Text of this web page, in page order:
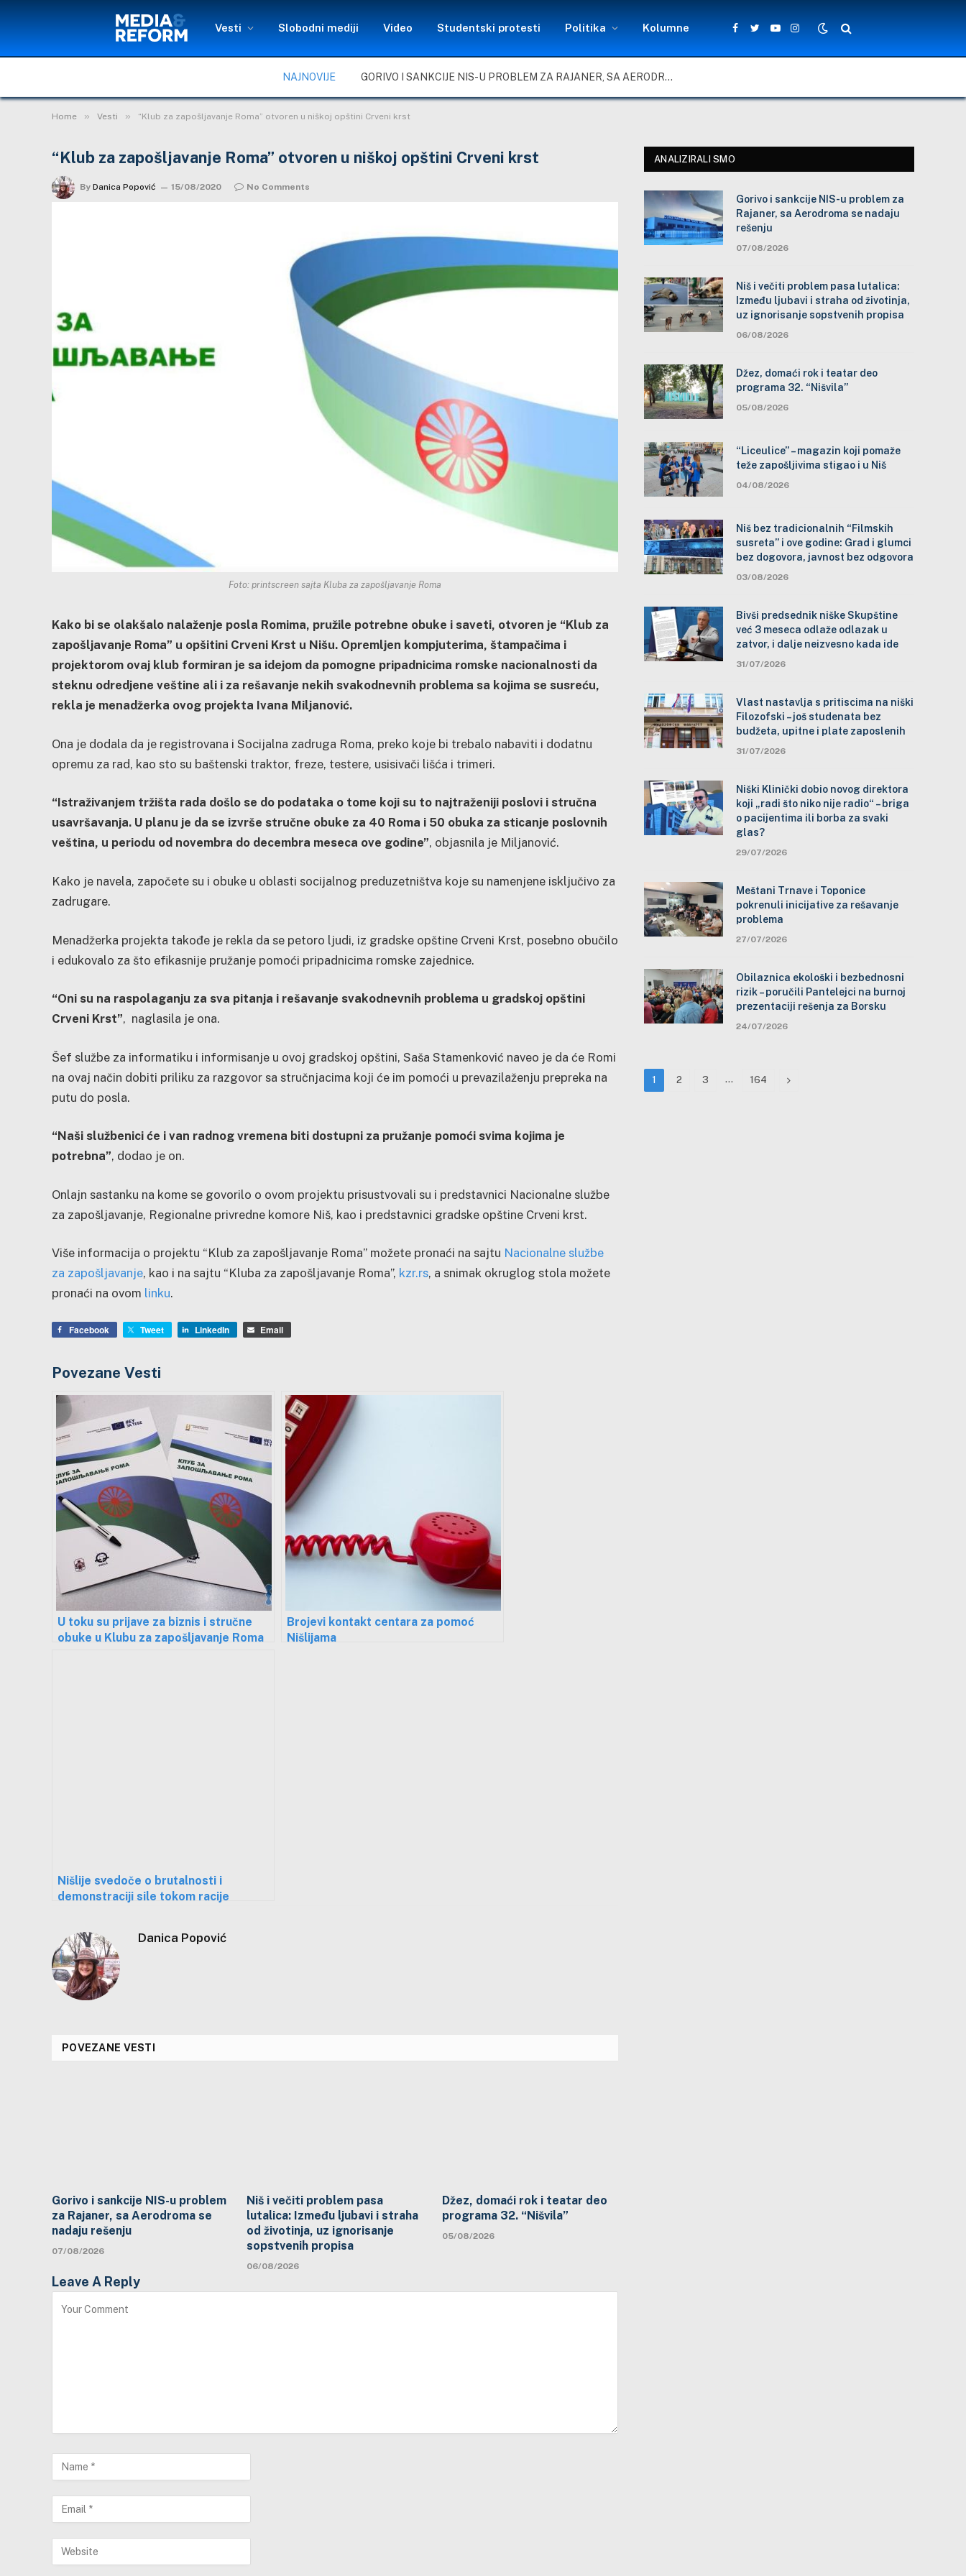
Vesti Slobodni mediji Video Studentski protesti Politika Kolumne
Facebook
TwitterYouTubeInstagram
NAJNOVIJE GORIVO I SANKCIJE NIS-U PROBLEM ZA RAJANER, SA AERODROMA SE NADAJU REŠENJU
Home » Vesti » “Klub za zapošljavanje Roma” otvoren u niškoj opštini Crveni krst
“Klub za zapošljavanje Roma” otvoren u niškoj opštini Crveni krst
By Danica Popović 15/08/2020 No Comments
Foto: printscreen sajta Kluba za zapošljavanje Roma
Kako bi se olakšalo nalaženje posla Romima, pružile potrebne obuke i saveti, otvoren je “Klub za
zapošljavanje Roma” u opšitini Crveni Krst u Nišu. Opremljen kompjuterima, štampačima i
projektorom ovaj klub formiran je sa idejom da pomogne pripadnicima romske nacionalnosti da
steknu odredjene veštine ali i za rešavanje nekih svakodnevnih problema sa kojima se susreću,
rekla je menadžerka ovog projekta Ivana Miljanović.
Ona je dodala da je registrovana i Socijalna zadruga Roma, preko koje bi trebalo nabaviti i dodatnu
opremu za rad, kao sto su baštenski traktor, freze, testere, usisivači lišća i trimeri.
“Istraživanjem tržišta rada došlo se do podataka o tome koji su to najtraženiji poslovi i stručna
usavršavanja. U planu je da se izvrše stručne obuke za 40 Roma i 50 obuka za sticanje poslovnih
veština, u periodu od novembra do decembra meseca ove godine”, objasnila je Miljanović.
Kako je navela, započete su i obuke u oblasti socijalnog preduzetništva koje su namenjene isključivo za
zadrugare.
Menadžerka projekta takođe je rekla da se petoro ljudi, iz gradske opštine Crveni Krst, posebno obučilo
i edukovalo za što efikasnije pružanje pomoći pripadnicima romske zajednice.
“Oni su na raspolaganju za sva pitanja i rešavanje svakodnevnih problema u gradskoj opštini
Crveni Krst”, naglasila je ona.
Šef službe za informatiku i informisanje u ovoj gradskoj opštini, Saša Stamenković naveo je da će Romi
na ovaj način dobiti priliku za razgovor sa stručnjacima koji će im pomoći u prevazilaženju prepreka na
putu do posla.
“Naši službenici će i van radnog vremena biti dostupni za pružanje pomoći svima kojima je
potrebna”, dodao je on.
Onlajn sastanku na kome se govorilo o ovom projektu prisustvovali su i predstavnici Nacionalne službe
za zapošljavanje, Regionalne privredne komore Niš, kao i predstavnici gradske opštine Crveni krst.
Više informacija o projektu “Klub za zapošljavanje Roma” možete pronaći na sajtu Nacionalne službe
za zapošljavanje, kao i na sajtu “Kluba za zapošljavanje Roma”, kzr.rs, a snimak okruglog stola možete
pronaći na ovom linku.
Facebook Tweet LinkedIn Email
Povezane Vesti
U toku su prijave za biznis i stručne
obuke u Klubu za zapošljavanje Roma
Brojevi kontakt centara za pomoć
Nišlijama
Nišlije svedoče o brutalnosti i
demonstraciji sile tokom racije
Danica Popović
POVEZANE VESTI
Gorivo i sankcije NIS-u problem
za Rajaner, sa Aerodroma se
nadaju rešenju
07/08/2026
Niš i večiti problem pasa
lutalica: Između ljubavi i straha
od životinja, uz ignorisanje
sopstvenih propisa
06/08/2026
Džez, domaći rok i teatar deo
programa 32. “Nišvila”
05/08/2026
Leave A Reply
ANALIZIRALI SMO
Gorivo i sankcije NIS-u problem za
Rajaner, sa Aerodroma se nadaju
rešenju
07/08/2026
Niš i večiti problem pasa lutalica:
Između ljubavi i straha od životinja,
uz ignorisanje sopstvenih propisa
06/08/2026
Džez, domaći rok i teatar deo
programa 32. “Nišvila”
05/08/2026
“Liceulice” – magazin koji pomaže
teže zapošljivima stigao i u Niš
04/08/2026
Niš bez tradicionalnih “Filmskih
susreta” i ove godine: Grad i glumci
bez dogovora, javnost bez odgovora
03/08/2026
Bivši predsednik niške Skupštine
već 3 meseca odlaže odlazak u
zatvor, i dalje neizvesno kada ide
31/07/2026
Vlast nastavlja s pritiscima na niški
Filozofski – još studenata bez
budžeta, upitne i plate zaposlenih
31/07/2026
Niški Klinički dobio novog direktora
koji „radi što niko nije radio“ – briga
o pacijentima ili borba za svaki
glas?
29/07/2026
Meštani Trnave i Toponice
pokrenuli inicijative za rešavanje
problema
27/07/2026
Obilaznica ekološki i bezbednosni
rizik – poručili Pantelejci na burnoj
prezentaciji rešenja za Borsku
24/07/2026
1 2 3 … 164 Next